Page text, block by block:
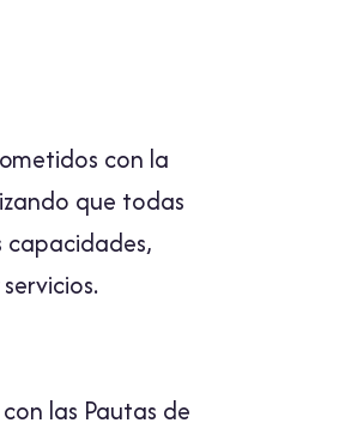
con la
que todas
capacidades,
las Pautas de